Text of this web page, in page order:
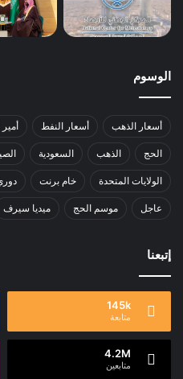
الوسوم
أسعار الذهب أسعار النفط
الحج الذهب السعودية
الولايات المتحدة خام برنت
عاجل موسم الحج ميديا سيرف
إتبعنا
145k
متابعة
4.2M
متابعين